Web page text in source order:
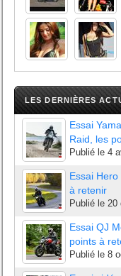
LES DERNIÈRES
Essai
Raid, les
Publié le 4
Essai
à retenir
Publié le 20
Essai QJ
points à
Publié le 8